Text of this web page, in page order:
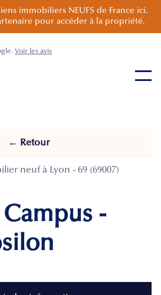
immobiliers NEUFS de France ici.
pour accéder à la propriété.
Voir les avis
← Retour
neuf à Lyon - 69 (69007)
-